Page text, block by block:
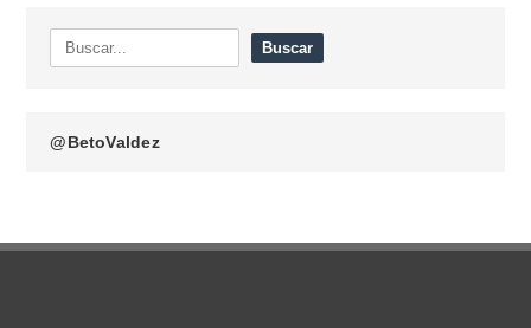
@BetoValdez